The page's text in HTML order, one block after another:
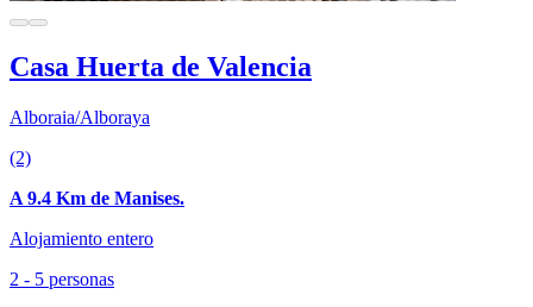
Casa Huerta de Valencia
Alboraia/Alboraya
(2)
A 9.4 Km de Manises.
Alojamiento entero
2 - 5 personas